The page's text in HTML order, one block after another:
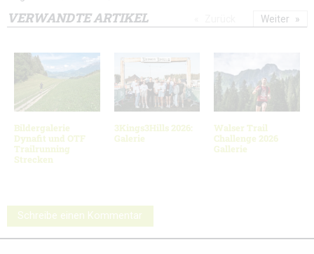
VERWANDTE ARTIKEL
Bildergalerie
Dynafit und OTF
Trailrunning
Strecken
3Kings3Hills 2026:
Galerie
Walser Trail
Challenge 2026
Gallerie
Weiter
Schreibe einen Kommentar